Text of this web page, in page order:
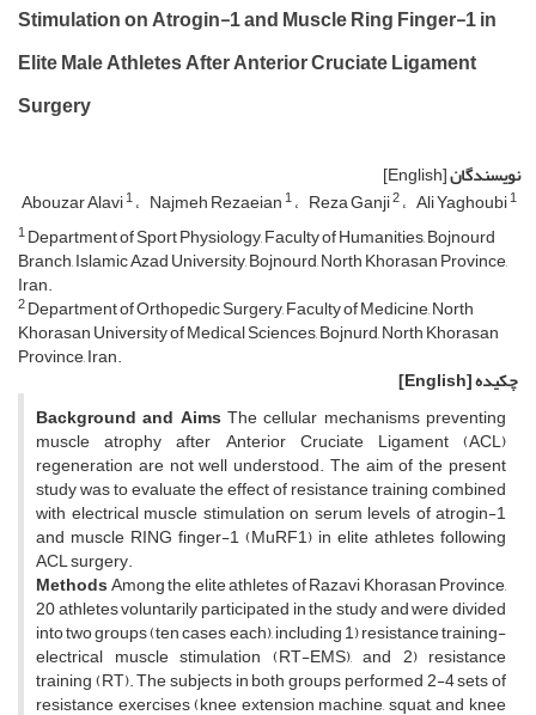
Stimulation on Atrogin-1 and Muscle Ring Finger-1 in
Elite Male Athletes After Anterior Cruciate Ligament
Surgery
نویسندگان[English]
Abouzar Alavi1 Najmeh Rezaeian1 Reza Ganji2 Ali Yaghoubi1
1Department of Sport Physiology, Faculty of Humanities, Bojnourd
Branch, Islamic Azad University, Bojnourd, North Khorasan Province,
Iran.
2Department of Orthopedic Surgery, Faculty of Medicine, North
Khorasan University of Medical Sciences, Bojnurd, North Khorasan
Province, Iran.
چکیده[English]
Background and Aims The cellular mechanisms preventing
muscle atrophy after Anterior Cruciate Ligament (ACL)
regeneration are not well understood. The aim of the present
study was to evaluate the effect of resistance training combined
with electrical muscle stimulation on serum levels of atrogin-1
and muscle RING finger-1 (MuRF1) in elite athletes following
ACL surgery.
MethodsAmong the elite athletes of Razavi Khorasan Province,
20 athletes voluntarily participated in the study and were divided
into two groups (ten cases each), including 1) resistance training-
electrical muscle stimulation (RT-EMS), and 2) resistance
training (RT). The subjects in both groups performed 2-4 sets of
resistance exercises (knee extension machine, squat, and knee